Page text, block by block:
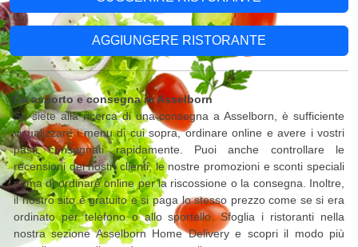
AGGIUNGERE RISTORANTE
Da asporto e consegna in Asselborn
Se siete alla ricerca di una consegna a Asselborn, è sufficiente
visualizzare i menu di cui sopra, ordinare online e avere i vostri
pasti consegnati rapidamente. Puoi anche controllare le
recensioni dei nostri clienti, le nostre promozioni e sconti speciali
prima di ordinare online per la riscossione o la consegna. Inoltre,
il nostro sito è gratuito e si paga lo stesso prezzo come se si era
ordinato per telefono o allo sportello. Sfoglia i ristoranti nella
nostra sezione Asselborn Home Delivery e scopri il modo più